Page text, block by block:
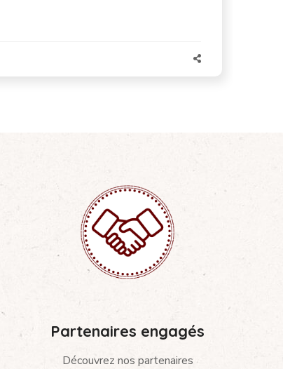
Partenaires engagés
Découvrez nos partenaires